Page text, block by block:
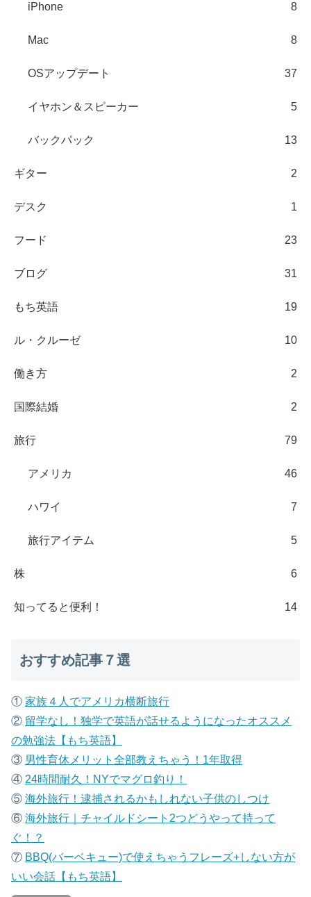
iPhone 8
Mac 8
OSアップデート 37
イヤホン＆スピーカー 5
バックパック 13
ギター 2
デスク 1
フード 23
ブログ 31
もち英語 19
ル・クルーゼ 10
働き方 2
国際結婚 2
旅行 79
アメリカ 46
ハワイ 7
旅行アイテム 5
株 6
知ってると便利！ 14
おすすめ記事７選
① 家族４人でアメリカ横断旅行
② 留学なし！独学で英語が話せるようになったオススメ
の勉強法【もち英語】
③ 男性育休メリット全部教えちゃう！1年取得
④ 24時間耐久！NYでマグロ釣り！
⑤ 海外旅行！逮捕されるかもしれない子供のしつけ
⑥ 海外旅行｜チャイルドシート2つどうやって持って
ぐ！？
⑦ BBQ(バーベキュー)で使えちゃうフレーズ+しない方が
いい会話【もち英語】